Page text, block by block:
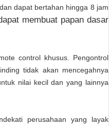
dapat bertahan hingga 8 jam
membuat papan dasar
control khusus. Pengontrol
tidak akan mencegahnya
nilai kecil dan yang lainnya
perusahaan yang layak